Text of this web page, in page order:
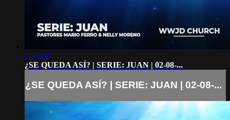
1:35:29
¿SE QUEDA ASÍ? | SERIE: JUAN | 02-08-...
¿SE QUEDA ASÍ? | SERIE: JUAN | 02-08-...